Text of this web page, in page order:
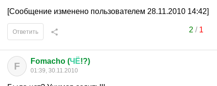
[Сообщение изменено пользователем 28.11.2010 14:42]
2 / 1
Ответить
F Fomacho (ЧЁ!?)
01:39, 30.11.2010